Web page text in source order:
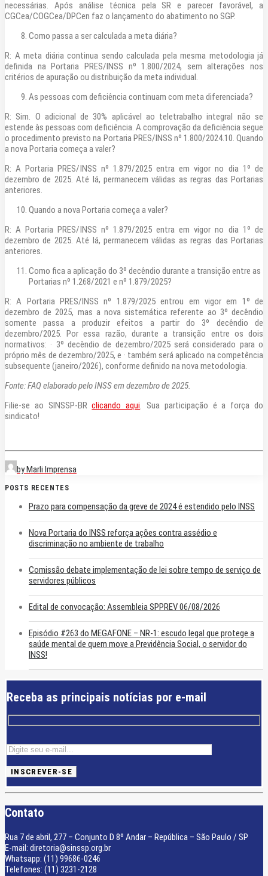
necessárias. Após análise técnica pela SR e parecer favorável, a
CGCea/COGCea/DPCen faz o lançamento do abatimento no SGP.
Como passa a ser calculada a meta diária?
R: A meta diária continua sendo calculada pela mesma metodologia já
definida na Portaria PRES/INSS nº 1.800/2024, sem alterações nos
critérios de apuração ou distribuição da meta individual.
As pessoas com deficiência continuam com meta diferenciada?
R: Sim. O adicional de 30% aplicável ao teletrabalho integral não se
estende às pessoas com deficiência. A comprovação da deficiência segue
o procedimento previsto na Portaria PRES/INSS nº 1.800/2024.10. Quando
a nova Portaria começa a valer?
R: A Portaria PRES/INSS nº 1.879/2025 entra em vigor no dia 1º de
dezembro de 2025. Até lá, permanecem válidas as regras das Portarias
anteriores.
Quando a nova Portaria começa a valer?
R: A Portaria PRES/INSS nº 1.879/2025 entra em vigor no dia 1º de
dezembro de 2025. Até lá, permanecem válidas as regras das Portarias
anteriores.
Como fica a aplicação do 3º decêndio durante a transição entre as
Portarias nº 1.268/2021 e nº 1.879/2025?
R: A Portaria PRES/INSS nº 1.879/2025 entrou em vigor em 1º de
dezembro de 2025, mas a nova sistemática referente ao 3º decêndio
somente passa a produzir efeitos a partir do 3º decêndio de
dezembro/2025. Por essa razão, durante a transição entre os dois
normativos: · 3º decêndio de dezembro/2025 será considerado para o
próprio mês de dezembro/2025, e · também será aplicado na competência
subsequente (janeiro/2026), conforme definido na nova metodologia.
Fonte: FAQ elaborado pelo INSS em dezembro de 2025.
Filie-se ao SINSSP-BRclicando aqui. Sua participação é a força do
sindicato!
by Marli Imprensa
POSTS RECENTES
Prazo para compensação da greve de 2024 é estendido pelo INSS
Nova Portaria do INSS reforça ações contra assédio e
discriminação no ambiente de trabalho
Comissão debate implementação de lei sobre tempo de serviço de
servidores públicos
Edital de convocação: Assembleia SPPREV 06/08/2026
Episódio #263 do MEGAFONE – NR-1: escudo legal que protege a
saúde mental de quem move a Previdência Social, o servidor do
INSS!
Receba as principais notícias por e-mail
Contato
Rua 7 de abril, 277 – Conjunto D 8º Andar – República – São Paulo / SP
E-mail: diretoria@sinssp.org.br
Whatsapp: (11) 99686-0246
Telefones: (11) 3231-2128